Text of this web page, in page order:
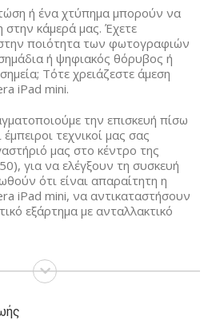
ή ένα χτύπημα μπορούν να
κάμερά μας. Έχετε
ποιότητα των φωτογραφιών
ή ψηφιακός θόρυβος ή
Τότε χρειάζεστε άμεση
iPad mini.
την επισκευή πίσω
τεχνικοί μας σας
μας στο κέντρο της
για να ελέγξουν τη συσκευή
ότι είναι απαραίτητη η
iPad mini, να αντικαταστήσουν
εξάρτημα με ανταλλακτικό